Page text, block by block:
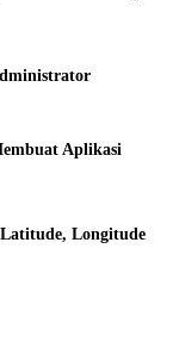
Aplikasi
Longitude